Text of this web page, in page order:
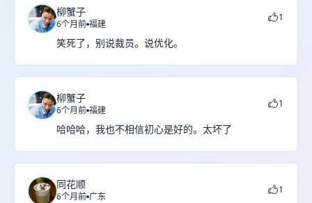
柳蟹子
6个月前 福建
1
笑死了，别说裁员。说优化。
柳蟹子
6个月前 福建
1
哈哈哈，我也不相信初心是好的。太坏了
同花顺
6个月前 广东
1